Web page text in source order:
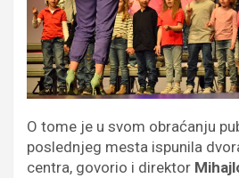
O tome je u svom obraćanju
poslednjeg mesta ispunila
centra, govorio i direktor